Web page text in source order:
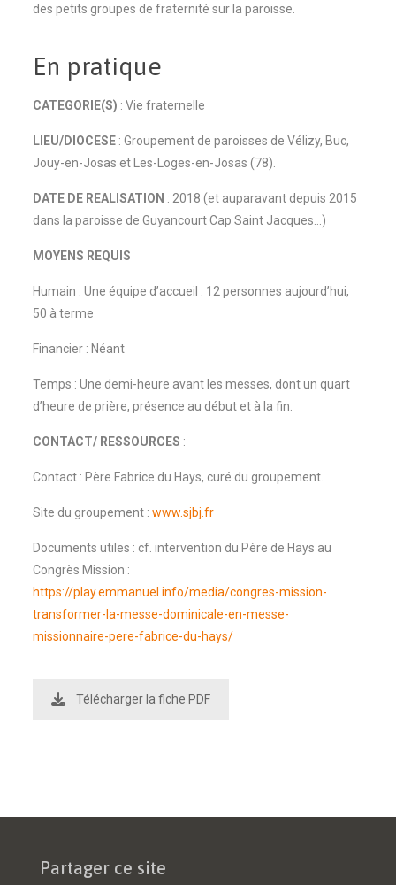
des petits groupes de fraternité sur la paroisse.
En pratique
CATEGORIE(S) : Vie fraternelle
LIEU/DIOCESE: Groupement de paroisses de Vélizy, Buc,
Jouy-en-Josas et Les-Loges-en-Josas (78).
DATE DE REALISATION : 2018 (et auparavant depuis 2015
dans la paroisse de Guyancourt Cap Saint Jacques…)
MOYENS REQUIS
Humain : Une équipe d’accueil : 12 personnes aujourd’hui,
50 à terme
Financier : Néant
Temps : Une demi-heure avant les messes, dont un quart
d’heure de prière, présence au début et à la fin.
CONTACT/ RESSOURCES :
Contact : Père Fabrice du Hays, curé du groupement.
Site du groupement : www.sjbj.fr
Documents utiles : cf. intervention du Père de Hays au
Congrès Mission :
https://play.emmanuel.info/media/congres-mission-
transformer-la-messe-dominicale-en-messe-
missionnaire-pere-fabrice-du-hays/
Télécharger la fiche PDF
Partager ce site